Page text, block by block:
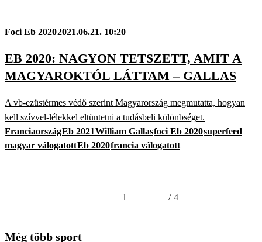
Foci Eb 20202021.06.21. 10:20
EB 2020: NAGYON TETSZETT, AMIT A
MAGYAROKTÓL LÁTTAM – GALLAS
A vb-ezüstérmes védő szerint Magyarország megmutatta, hogyan
kell szívvel-lélekkel eltüntetni a tudásbeli különbséget.
FranciaországEb 2021William Gallasfoci Eb 2020superfeed
magyar válogatottEb 2020francia válogatott
1 / 4
Még több sport